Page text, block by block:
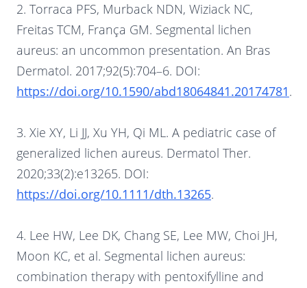
2. Torraca PFS, Murback NDN, Wiziack NC,
Freitas TCM, França GM. Segmental lichen
aureus: an uncommon presentation. An Bras
Dermatol. 2017;92(5):704–6. DOI:
https://doi.org/10.1590/abd18064841.20174781.
3. Xie XY, Li JJ, Xu YH, Qi ML. A pediatric case of
generalized lichen aureus. Dermatol Ther.
2020;33(2):e13265. DOI:
https://doi.org/10.1111/dth.13265.
4. Lee HW, Lee DK, Chang SE, Lee MW, Choi JH,
Moon KC, et al. Segmental lichen aureus:
combination therapy with pentoxifylline and